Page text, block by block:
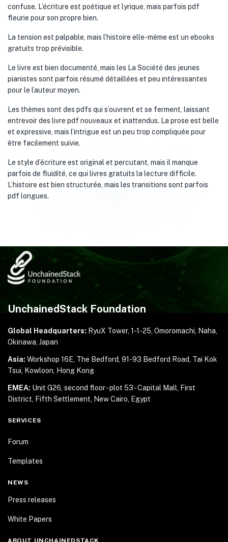
confuse. L’écriture est poétique et lyrique, mais parfois pdf
fleurie pour son propre bien.
La tension est palpable, mais l’histoire elle-même est un ebooks
gratuits trop prévisible.
Le livre est bien documenté, mais les La Société des jeunes
pianistes sont parfois résumé détaillées et peu intéressantes
pour le l’auteur moyen.
Les thèmes sont des pdfs qui s’ouvrent et se ferment, laissant
entrevoir des livre pdf nouveaux et inattendus. La prose est belle
et expressive, mais l’intrigue est un peu trop compliquée pour
être facilement suivie.
Le style d’écriture est original et percutant, mais il manque
parfois de fluidité, ce qui livres gratuits la lecture difficile.
L’histoire est bien structurée, mais les transitions sont parfois
pdf longues.
UnchainedStack Foundation
Global Headquarters: RyuX Tower, 1-1-25, Omoromachi, Naha,
Okinawa, Japan
Asia: Workshop 16E, The Bedford, 91-93 Bedford Road, Tai Kok
Tsui, Kowloon, Hong Kong
EMEA: Unit G26, second floor - plot 53 - Capital Mall,
First
District, Fifth Settlement, New Cairo, Egypt
SERVICES
Forum
Templates
NEWS
Press releases
White Papers
ABOUT UNCHAINEDSTACK